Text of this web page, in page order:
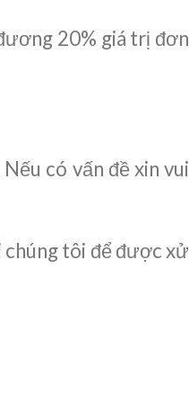
20% giá trị đơn
có vấn đề xin vui
chúng tôi để được xử